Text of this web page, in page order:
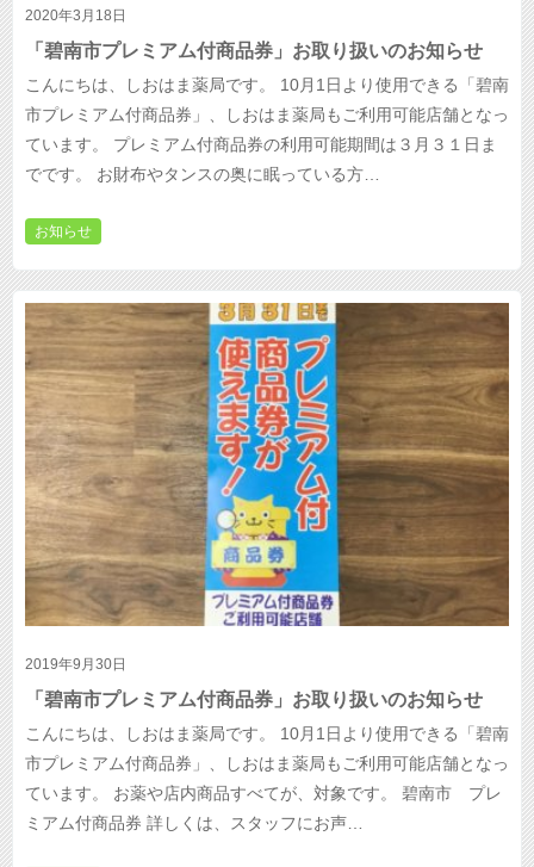
2020年3月18日
「碧南市プレミアム付商品券」お取り扱いのお知らせ
こんにちは、しおはま薬局です。 10月1日より使用できる「碧南
市プレミアム付商品券」、しおはま薬局もご利用可能店舗となっ
ています。 プレミアム付商品券の利用可能期間は３月３１日ま
でです。 お財布やタンスの奥に眠っている方…
お知らせ
2019年9月30日
「碧南市プレミアム付商品券」お取り扱いのお知らせ
こんにちは、しおはま薬局です。 10月1日より使用できる「碧南
市プレミアム付商品券」、しおはま薬局もご利用可能店舗となっ
ています。 お薬や店内商品すべてが、対象です。 碧南市 プレ
ミアム付商品券 詳しくは、スタッフにお声…